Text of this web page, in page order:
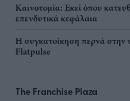
Καινοτομία: Εκεί όπου
επενδυτικά κεφάλαια
Η συγκατοίκηση περνά στην
Flatpulse
The Franchise Plaza